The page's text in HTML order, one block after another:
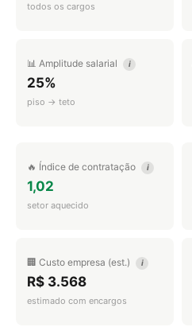
todos os cargos
📊 Amplitude salarial i
25%
piso → teto
🔥 Índice de contratação i
1,02
setor aquecido
🏢 Custo empresa (est.) i
R$ 3.568
estimado com encargos